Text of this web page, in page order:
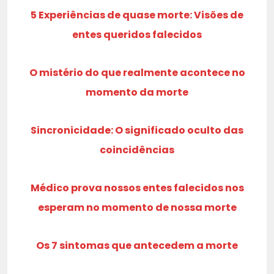
5 Experiências de quase morte: Visões de
entes queridos falecidos
O mistério do que realmente acontece no
momento da morte
Sincronicidade: O significado oculto das
coincidências
Médico prova nossos entes falecidos nos
esperam no momento de nossa morte
Os 7 sintomas que antecedem a morte